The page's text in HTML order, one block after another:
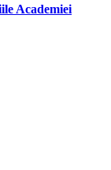
Academiei